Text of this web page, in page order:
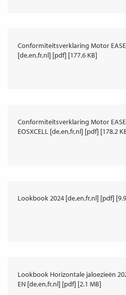
Conformiteitsverklaring Motor
[de,en,fr,nl] [pdf] [177.6 KB]
Conformiteitsverklaring Motor
EOSXCELL [de,en,fr,nl] [pdf] [178.2
Lookbook 2024 [de,en,fr,nl] [pdf]
Lookbook Horizontale jaloezieën
EN [de,en,fr,nl] [pdf] [2.1 MB]